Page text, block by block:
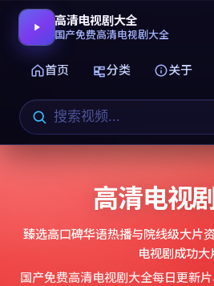
高清电视剧大全
国产免费高清电视剧大全
首页 分类 关于
高清电视
臻选高口碑华语热播与院线级大片资
电视剧成功大
国产免费高清电视剧大全每日更新